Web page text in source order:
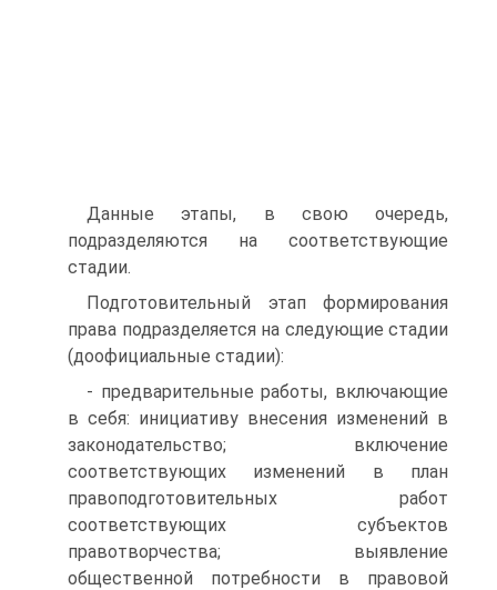
Данные этапы, в свою очередь,
подразделяются на соответствующие
стадии.
Подготовительный этап формирования
права подразделяется на следующие стадии
(доофициальные стадии):
- предварительные работы, включающие
в себя: инициативу внесения изменений в
законодательство; включение
соответствующих изменений в план
правоподготовительных работ
соответствующих субъектов
правотворчества; выявление
общественной потребности в правовой